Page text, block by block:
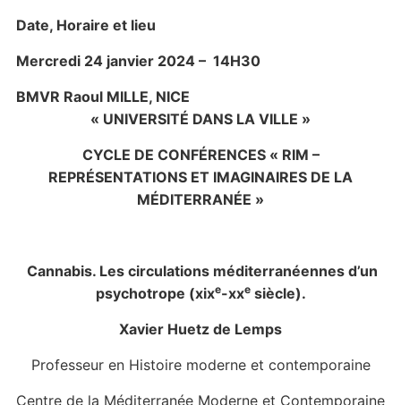
Date, Horaire et lieu
Mercredi 24 janvier 2024 – 14H30
BMVR Raoul MILLE, NICE
« UNIVERSITÉ DANS LA VILLE »
CYCLE DE CONFÉRENCES « RIM –
REPRÉSENTATIONS ET IMAGINAIRES DE LA
MÉDITERRANÉE »
Cannabis. Les circulations méditerranéennes d’un
psychotrope (xixe-xxesiècle).
Xavier Huetz de Lemps
Professeur en Histoire moderne et contemporaine
Centre de la Méditerranée Moderne et Contemporaine